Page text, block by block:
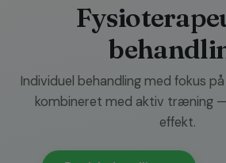
Individuel behandling med fokus
kombineret med aktiv træning
effekt.